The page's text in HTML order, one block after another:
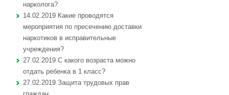
нарколога?
14.02.2019 Какие проводятся
мероприятия по пресечению доставки
наркотиков в исправительные
учреждения?
27.02.2019 С какого возраста можно
отдать ребенка в 1 класс?
27.02.2019 Защита трудовых прав